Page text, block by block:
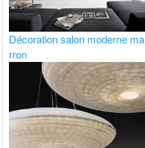
Décoration salon moderne ma
rron